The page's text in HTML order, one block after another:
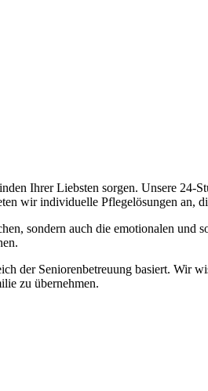
Ihrer Liebsten sorgen. Unsere 24-
wir individuelle Pflegelösungen
sondern auch die emotionalen
der Seniorenbetreuung basiert. Wir
zu übernehmen.